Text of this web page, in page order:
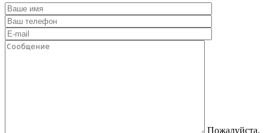
Пожалуйста,